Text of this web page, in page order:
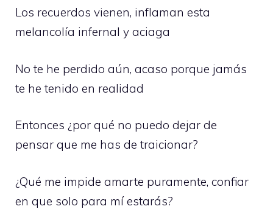
Los recuerdos vienen, inflaman esta
melancolía infernal y aciaga
No te he perdido aún, acaso porque jamás
te he tenido en realidad
Entonces ¿por qué no puedo dejar de
pensar que me has de traicionar?
¿Qué me impide amarte puramente, confiar
en que solo para mí estarás?